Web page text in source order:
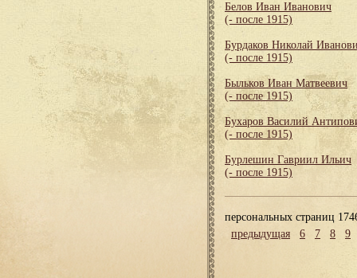
Белов Иван Иванович
(- после 1915)
Бурдаков Николай
(- после 1915)
Быльков Иван Матвеевич
(- после 1915)
Бухаров Василий
(- после 1915)
Бурлешин Гавриил Ильич
(- после 1915)
персональных страниц
предыдущая
6 7 8 9